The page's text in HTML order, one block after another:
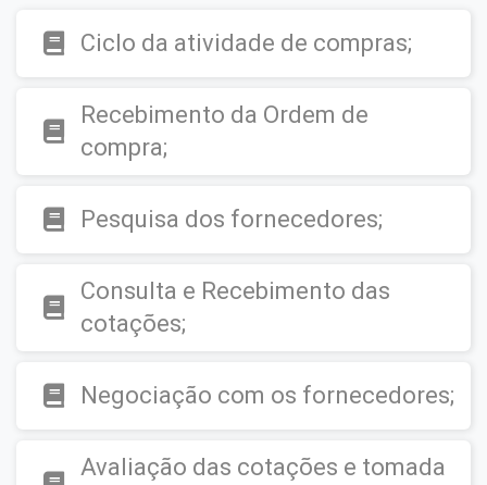
Ciclo da atividade de compras;
Recebimento da Ordem de
compra;
Pesquisa dos fornecedores;
Consulta e Recebimento das
cotações;
Negociação com os fornecedores;
Avaliação das cotações e tomada